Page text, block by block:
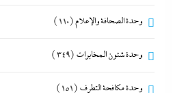
وحدة الصحافة والإعلام(110)
وحدة شئون المخابرات (349)
وحدة مكافحة التطرف (151)